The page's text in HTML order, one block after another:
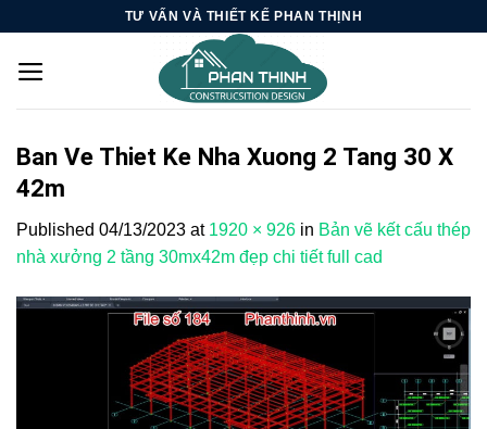
content
TƯ VẤN VÀ THIẾT KẾ PHAN THỊNH
Ban Ve Thiet Ke Nha Xuong 2 Tang 30 X
42m
Published 04/13/2023 at 1920 × 926 in Bản vẽ kết cấu thép
nhà xưởng 2 tầng 30mx42m đẹp chi tiết full cad